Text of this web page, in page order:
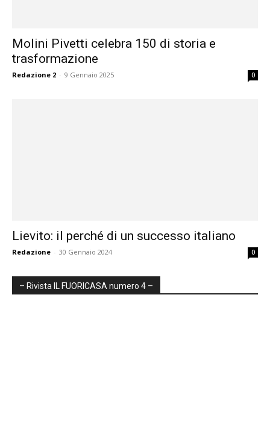
Molini Pivetti celebra 150 di storia e
trasformazione
Redazione 2 - 9 Gennaio 2025 0
Lievito: il perché di un successo italiano
Redazione - 30 Gennaio 2024 0
– Rivista IL FUORICASA numero 4 –